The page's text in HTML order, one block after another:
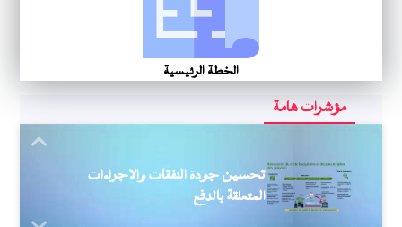
الخطة الرئيسية
مؤشرات هامة
تحسين جودة النفقات والإجراءات
المتعلقة بالدفع
Next